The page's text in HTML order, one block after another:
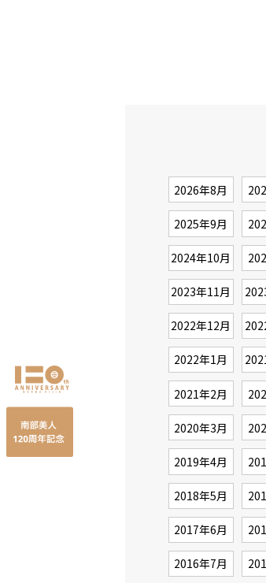
2026年8月
2025年9月
2024年10月
2023年11月
2022年12月
2022年1月
2021年2月
2020年3月
2019年4月
2018年5月
2017年6月
2016年7月